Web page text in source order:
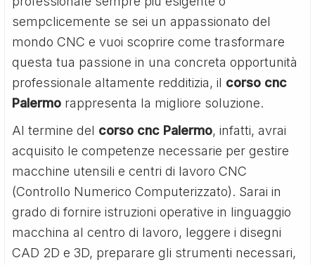
sempclicemente se sei un appassionato del
mondo CNC e vuoi scoprire come trasformare
questa tua passione in una concreta opportunità
professionale altamente redditizia, il corso cnc
Palermo rappresenta la migliore soluzione.
Al termine del corso cnc Palermo, infatti, avrai
acquisito le competenze necessarie per gestire
macchine utensili e centri di lavoro CNC
(Controllo Numerico Computerizzato). Sarai in
grado di fornire istruzioni operative in linguaggio
macchina al centro di lavoro, leggere i disegni
CAD 2D e 3D, preparare gli strumenti necessari,